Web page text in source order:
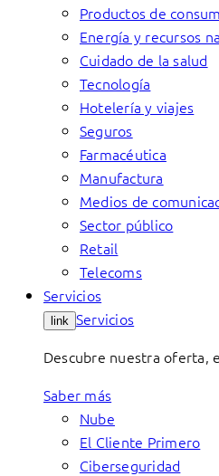
Productos de
Energía y recursos
Cuidado de la salud
Tecnología
Hotelería y viajes
Seguros
Farmacéutica
Manufactura
Medios de
Sector público
Retail
Telecoms
Servicios
link Servicios
Descubre nuestra oferta,
Saber más
Nube
El Cliente Primero
Ciberseguridad